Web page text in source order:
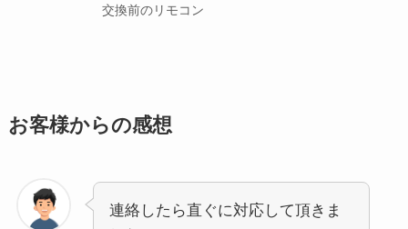
交換前のリモコン
お客様からの感想
連絡したら直ぐに対応して頂きま